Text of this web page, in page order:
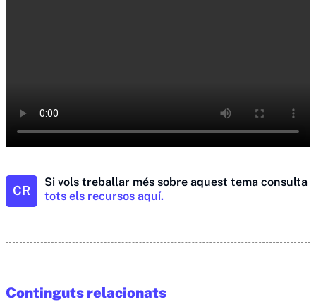
CR
Si vols treballar més sobre aquest tema consulta
tots els recursos aquí.
Continguts relacionats